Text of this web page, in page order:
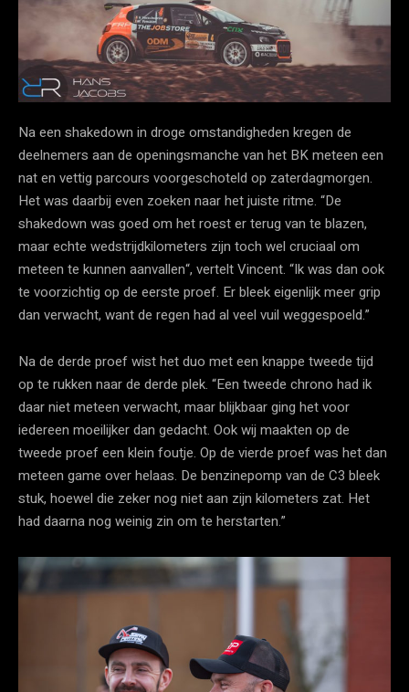
Na een shakedown in droge omstandigheden kregen de
deelnemers aan de openingsmanche van het BK meteen een
nat en vettig parcours voorgeschoteld op zaterdagmorgen.
Het was daarbij even zoeken naar het juiste ritme. “De
shakedown was goed om het roest er terug van te blazen,
maar echte wedstrijdkilometers zijn toch wel cruciaal om
meteen te kunnen aanvallen“, vertelt Vincent. “Ik was dan ook
te voorzichtig op de eerste proef. Er bleek eigenlijk meer grip
dan verwacht, want de regen had al veel vuil weggespoeld.”
Na de derde proef wist het duo met een knappe tweede tijd
op te rukken naar de derde plek. “Een tweede chrono had ik
daar niet meteen verwacht, maar blijkbaar ging het voor
iedereen moeilijker dan gedacht. Ook wij maakten op de
tweede proef een klein foutje. Op de vierde proef was het dan
meteen game over helaas. De benzinepomp van de C3 bleek
stuk, hoewel die zeker nog niet aan zijn kilometers zat. Het
had daarna nog weinig zin om te herstarten.”